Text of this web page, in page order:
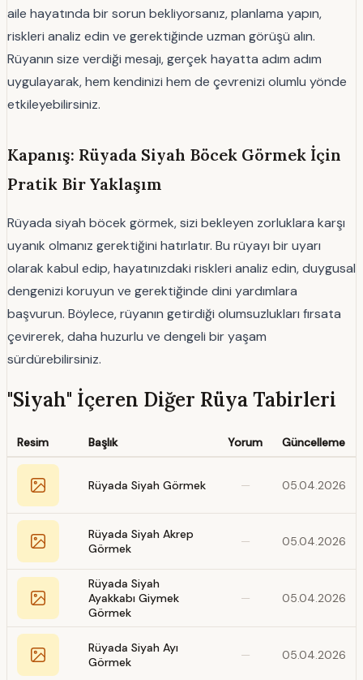
aile hayatında bir sorun bekliyorsanız, planlama yapın,
riskleri analiz edin ve gerektiğinde uzman görüşü alın.
Rüyanın size verdiği mesajı, gerçek hayatta adım adım
uygulayarak, hem kendinizi hem de çevrenizi olumlu yönde
etkileyebilirsiniz.
Kapanış: Rüyada Siyah Böcek Görmek İçin
Pratik Bir Yaklaşım
Rüyada siyah böcek görmek, sizi bekleyen zorluklara karşı
uyanık olmanız gerektiğini hatırlatır. Bu rüyayı bir uyarı
olarak kabul edip, hayatınızdaki riskleri analiz edin, duygusal
dengenizi koruyun ve gerektiğinde dini yardımlara
başvurun. Böylece, rüyanın getirdiği olumsuzlukları fırsata
çevirerek, daha huzurlu ve dengeli bir yaşam
sürdürebilirsiniz.
"Siyah" İçeren Diğer Rüya Tabirleri
Resim Başlık Yorum Güncelleme
Rüyada Siyah Görmek — 05.04.2026
Rüyada Siyah Akrep
Görmek
— 05.04.2026
Rüyada Siyah
Ayakkabı Giymek
Görmek
— 05.04.2026
Rüyada Siyah Ayı
Görmek
— 05.04.2026